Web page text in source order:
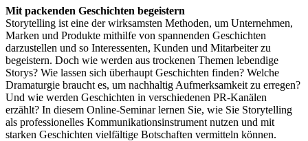
Mit packenden Geschichten begeistern
Storytelling ist eine der wirksamsten Methoden, um Unternehmen,
Marken und Produkte mithilfe von spannenden Geschichten
darzustellen und so Interessenten, Kunden und Mitarbeiter zu
begeistern. Doch wie werden aus trockenen Themen lebendige
Storys? Wie lassen sich überhaupt Geschichten finden? Welche
Dramaturgie braucht es, um nachhaltig Aufmerksamkeit zu erregen?
Und wie werden Geschichten in verschiedenen PR-Kanälen
erzählt? In diesem Online-Seminar lernen Sie, wie Sie Storytelling
als professionelles Kommunikationsinstrument nutzen und mit
starken Geschichten vielfältige Botschaften vermitteln können.